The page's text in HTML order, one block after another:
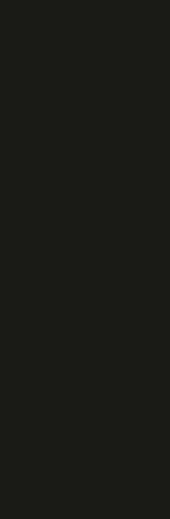
de Botafogo trocar